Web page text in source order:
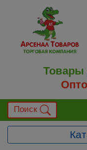
Товары
Поиск